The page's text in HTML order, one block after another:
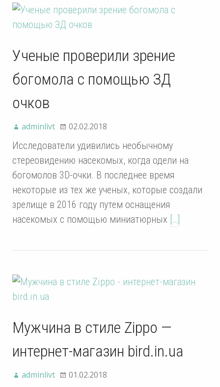
Ученые проверили зрение
богомола с помощью ЗД
очков
adminlivt 02.02.2018
Исследователи удивились необычному
стереовидению насекомых, когда одели на
богомолов 3D-очки. В последнее время
некоторые из тех же ученых, которые создали
зрелище в 2016 году путем оснащения
насекомых с помощью миниатюрных […]
Мужчина в стиле Zippo —
интернет-магазин bird.in.ua
adminlivt 01.02.2018